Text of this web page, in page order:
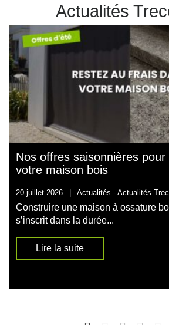
Actualités
Nos offres saisonnières
votre maison bois
20 juillet 2026 Actualités - Actualités
Construire une maison à ossature
s’inscrit dans la durée...
Lire la suite